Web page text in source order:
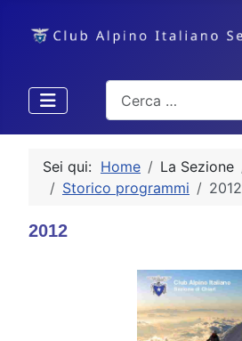
Sei qui: Home La Sezione
Storico programmi
2012
2012